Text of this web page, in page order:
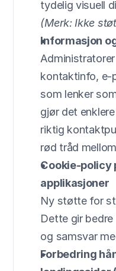
tydelig visuell
(Merk: Ikke
Informasjon
kontaktinfo, e-
som lenker
gjør det
riktig
rød tråd
Cookie-policy
applikasjoner
Ny støtte for
Dette gir
og samsvar
Forbedring